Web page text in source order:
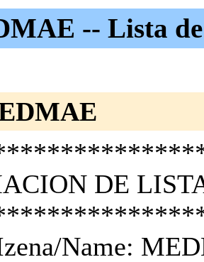
-- Lista
DE
Name: